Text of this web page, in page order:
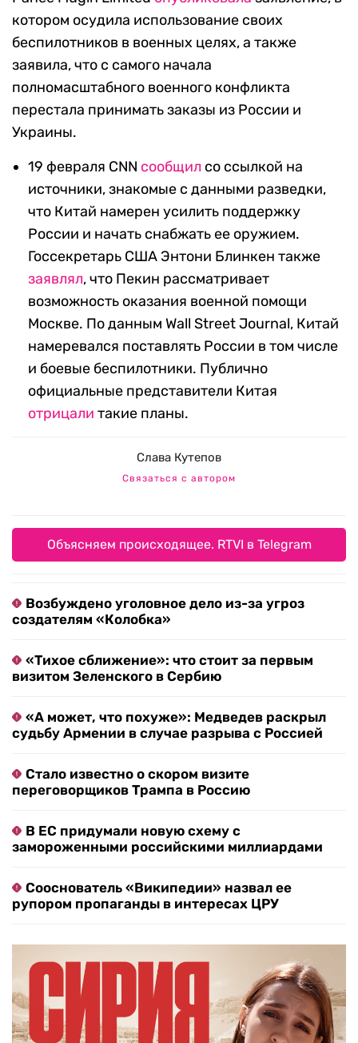
котором осудила использование своих
беспилотников в военных целях, а также
заявила, что с самого начала
полномасштабного военного конфликта
перестала принимать заказы из России и
Украины.
19 февраля CNN сообщил со ссылкой на
источники, знакомые с данными разведки,
что Китай намерен усилить поддержку
России и начать снабжать ее оружием.
Госсекретарь США Энтони Блинкен также
заявлял, что Пекин рассматривает
возможность оказания военной помощи
Москве. По данным Wall Street Journal, Китай
намеревался поставлять России в том числе
и боевые беспилотники. Публично
официальные представители Китая
отрицали такие планы.
Слава Кутепов
Связаться с автором
Объясняем происходящее. RTVI в Telegram
Возбуждено уголовное дело из-за угроз
создателям «Колобка»
«Тихое сближение»: что стоит за первым
визитом Зеленского в Сербию
«А может, что похуже»: Медведев раскрыл
судьбу Армении в случае разрыва с Россией
Стало известно о скором визите
переговорщиков Трампа в Россию
В ЕС придумали новую схему с
замороженными российскими миллиардами
Сооснователь «Википедии» назвал ее
рупором пропаганды в интересах ЦРУ